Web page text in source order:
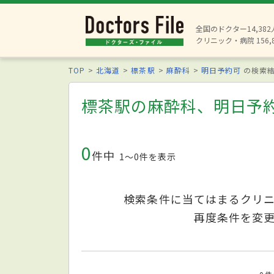
全国のドクター14,382
クリニック・病院
TOP 北海道 標茶駅 麻酔科 明日予約可 の検索
標茶駅の麻酔科、明日予
0件中 1〜0件を表示
検索条件に当てはまるクリ
再度条件を変